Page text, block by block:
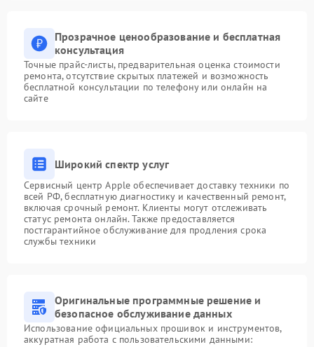
Прозрачное ценообразование и бесплатная
консультация
Точные прайс-листы, предварительная оценка стоимости
ремонта, отсутствие скрытых платежей и возможность
бесплатной консультации по телефону или онлайн на
сайте
Широкий спектр услуг
Сервисный центр Apple обеспечивает доставку техники по
всей РФ, бесплатную диагностику и качественный ремонт,
включая срочный ремонт. Клиенты могут отслеживать
статус ремонта онлайн. Также предоставляется
постгарантийное обслуживание для продления срока
службы техники
Оригинальные программные решение и
безопасное обслуживание данных
Использование официальных прошивок и инструментов,
аккуратная работа с пользовательскими данными: